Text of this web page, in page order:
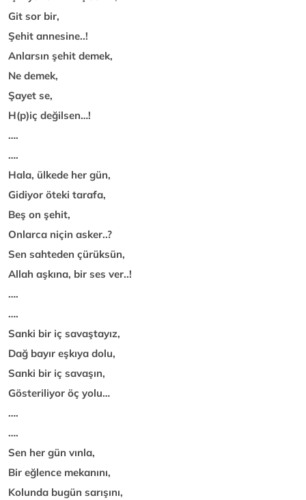
Git sor bir,
Şehit annesine..!
Anlarsın şehit demek,
Ne demek,
Şayet se,
H(p)iç değilsen…!
….
….
Hala, ülkede her gün,
Gidiyor öteki tarafa,
Beş on şehit,
Onlarca niçin asker..?
Sen sahteden çürüksün,
Allah aşkına, bir ses ver..!
….
….
Sanki bir iç savaştayız,
Dağ bayır eşkıya dolu,
Sanki bir iç savaşın,
Gösteriliyor öç yolu…
….
….
Sen her gün vınla,
Bir eğlence mekanını,
Kolunda bugün sarışını,